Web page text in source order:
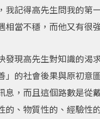
我記得高先生問我的第
相當不穩，而他又有很
發現高先生對知識的渴
」的社會後果與原初意
息，而且這個路數是從
的、物質性的、經驗性